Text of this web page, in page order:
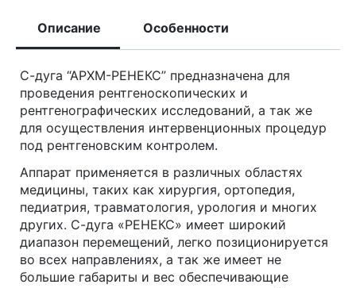
Описание Особенности
С-дуга “АРХМ-РЕНЕКС” предназначена для
проведения рентгеноскопических и
рентгенографических исследований, а так же
для осуществления интервенционных процедур
под рентгеновским контролем.
Аппарат применяется в различных областях
медицины, таких как хирургия, ортопедия,
педиатрия, травматология, урология и многих
других. С-дуга «РЕНЕКС» имеет широкий
диапазон перемещений, легко позиционируется
во всех направлениях, а так же имеет не
большие габариты и вес обеспечивающие